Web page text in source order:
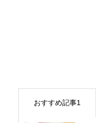
おすすめ記事1